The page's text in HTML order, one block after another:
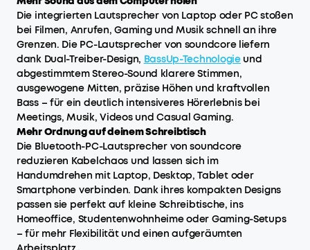
Die integrierten Lautsprecher von Laptop oder PC stoßen
bei Filmen, Anrufen, Gaming und Musik schnell an ihre
Grenzen. Die PC-Lautsprecher von soundcore liefern
dank Dual-Treiber-Design, BassUp-Technologieund
abgestimmtem Stereo-Sound klarere Stimmen,
ausgewogene Mitten, präzise Höhen und kraftvollen
Bass – für ein deutlich intensiveres Hörerlebnis bei
Meetings, Musik, Videos und Casual Gaming.
Mehr Ordnung auf deinem Schreibtisch
Die Bluetooth-PC-Lautsprecher von soundcore
reduzieren Kabelchaos und lassen sich im
Handumdrehen mit Laptop, Desktop, Tablet oder
Smartphone verbinden. Dank ihres kompakten Designs
passen sie perfekt auf kleine Schreibtische, ins
Homeoffice, Studentenwohnheime oder Gaming-Setups
– für mehr Flexibilität und einen aufgeräumten